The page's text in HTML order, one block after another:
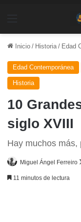
Inicio / Historia / Edad
Edad Contemporánea
Historia
10
siglo XVIII
Hay muchos más,
Miguel Ángel Ferreiro
11 minutos de lectura